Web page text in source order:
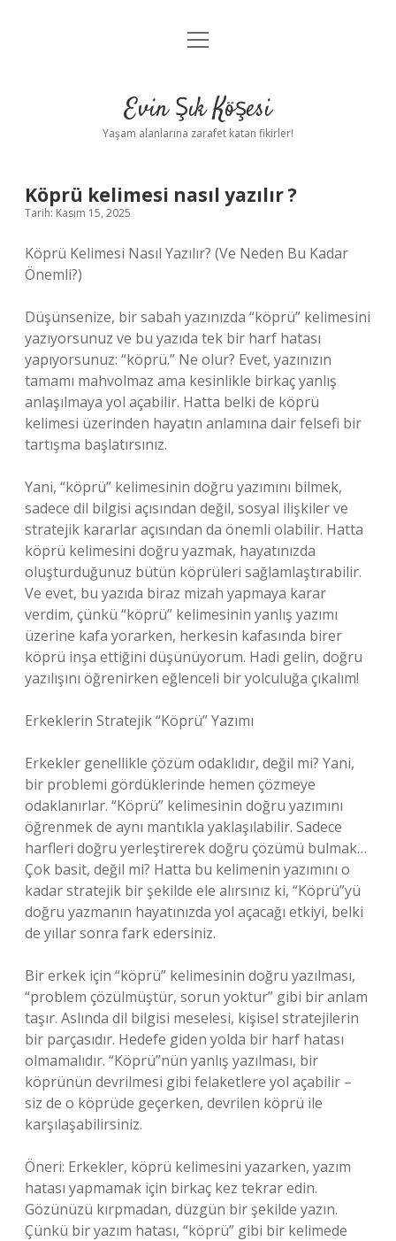
Anasayfa
Yasal Uyarı
menüyü
Evin Şık Köşesi
Yaşam alanlarına zarafet katan fikirler!
Köprü kelimesi nasıl yazılır ?
Tarih: Kasım 15, 2025
Köprü Kelimesi Nasıl Yazılır? (Ve Neden Bu Kadar
Önemli?)
Düşünsenize, bir sabah yazınızda “köprü” kelimesini
yazıyorsunuz ve bu yazıda tek bir harf hatası
yapıyorsunuz: “köprü.” Ne olur? Evet, yazınızın
tamamı mahvolmaz ama kesinlikle birkaç yanlış
anlaşılmaya yol açabilir. Hatta belki de köprü
kelimesi üzerinden hayatın anlamına dair felsefi bir
tartışma başlatırsınız.
Yani, “köprü” kelimesinin doğru yazımını bilmek,
sadece dil bilgisi açısından değil, sosyal ilişkiler ve
stratejik kararlar açısından da önemli olabilir. Hatta
köprü kelimesini doğru yazmak, hayatınızda
oluşturduğunuz bütün köprüleri sağlamlaştırabilir.
Ve evet, bu yazıda biraz mizah yapmaya karar
verdim, çünkü “köprü” kelimesinin yanlış yazımı
üzerine kafa yorarken, herkesin kafasında birer
köprü inşa ettiğini düşünüyorum. Hadi gelin, doğru
yazılışını öğrenirken eğlenceli bir yolculuğa çıkalım!
Erkeklerin Stratejik “Köprü” Yazımı
Erkekler genellikle çözüm odaklıdır, değil mi? Yani,
bir problemi gördüklerinde hemen çözmeye
odaklanırlar. “Köprü” kelimesinin doğru yazımını
öğrenmek de aynı mantıkla yaklaşılabilir. Sadece
harfleri doğru yerleştirerek doğru çözümü bulmak…
Çok basit, değil mi? Hatta bu kelimenin yazımını o
kadar stratejik bir şekilde ele alırsınız ki, “Köprü”yü
doğru yazmanın hayatınızda yol açacağı etkiyi, belki
de yıllar sonra fark edersiniz.
Bir erkek için “köprü” kelimesinin doğru yazılması,
“problem çözülmüştür, sorun yoktur” gibi bir anlam
taşır. Aslında dil bilgisi meselesi, kişisel stratejilerin
bir parçasıdır. Hedefe giden yolda bir harf hatası
olmamalıdır. “Köprü”nün yanlış yazılması, bir
köprünün devrilmesi gibi felaketlere yol açabilir –
siz de o köprüde geçerken, devrilen köprü ile
karşılaşabilirsiniz.
Öneri: Erkekler, köprü kelimesini yazarken, yazım
hatası yapmamak için birkaç kez tekrar edin.
Gözünüzü kırpmadan, düzgün bir şekilde yazın.
Çünkü bir yazım hatası, “köprü” gibi bir kelimede